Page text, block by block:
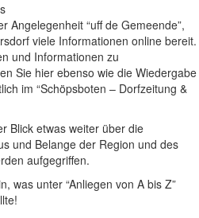
Angelegenheit “uff de Gemeende”,
viele Informationen online bereit.
und Informationen zu
Sie hier ebenso wie die Wiedergabe
im “Schöpsboten – Dorfzeitung &
Blick etwas weiter über die
und Belange der Region und des
aufgegriffen.
was unter “Anliegen von A bis Z”